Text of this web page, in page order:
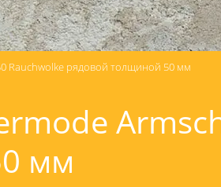
Rauchwolke рядовой толщиной 50 мм
мм